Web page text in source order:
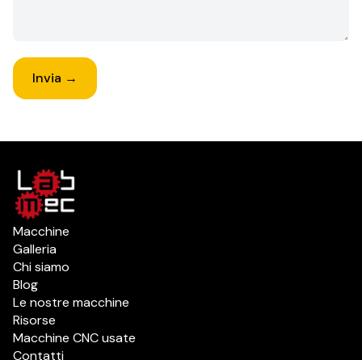
Invia →
Macchine
Galleria
Chi siamo
Blog
Le nostre macchine
Risorse
Macchine CNC usate
Contatti